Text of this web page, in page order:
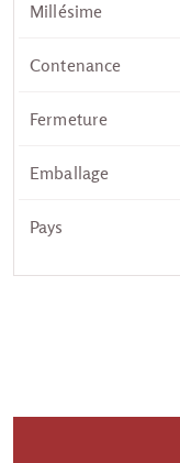
Millésime
Contenance
Fermeture
Emballage
Pays